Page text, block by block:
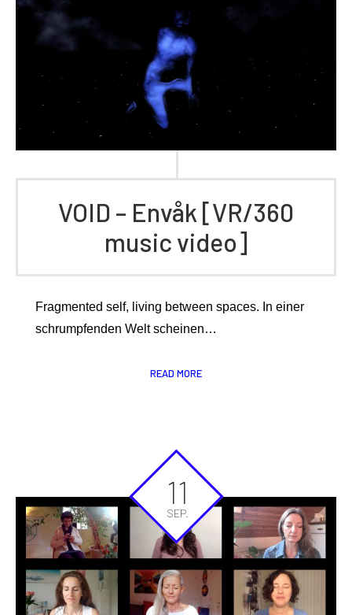
VOID – Envåk [VR/360
music video]
Fragmented self, living between spaces. In einer
schrumpfenden Welt scheinen…
READ MORE
11
SEP.